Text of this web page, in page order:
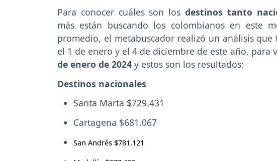
Para conocer cuáles son los destinos tanto
más están buscando los colombianos en este
promedio, el metabuscador realizó un análisis
el 1 de enero y el 4 de diciembre de este año, para
de enero de 2024 y estos son los resultados:
Destinos nacionales
Santa Marta $729.431
Cartagena $681.067
San Andrés $781,121